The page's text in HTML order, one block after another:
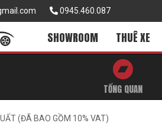
0945.460.087
SHOWROOM THUÊ XE
TỔNG QUAN
(ĐÃ BAO GỒM 10% VAT)